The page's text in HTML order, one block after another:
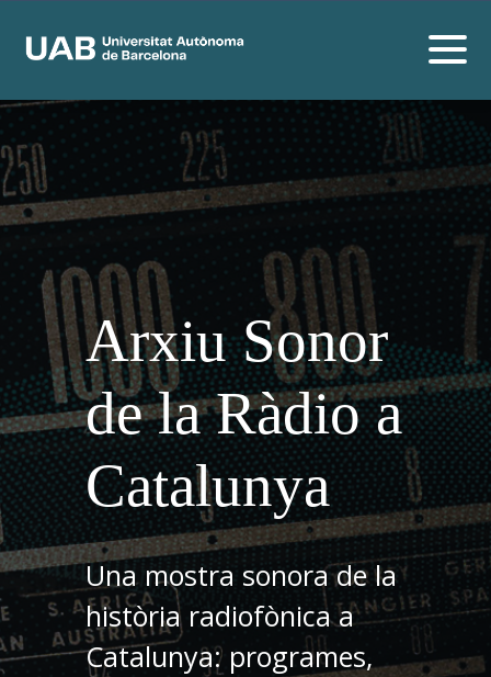
Arxiu Sonor
de la Ràdio a
Catalunya
Una mostra sonora de la
història radiofònica a
Catalunya: programes,